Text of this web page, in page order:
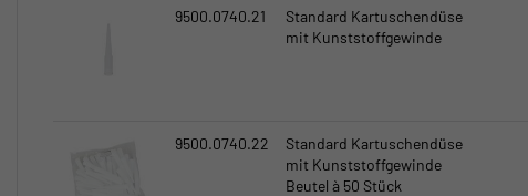
9500.0740.21
Standard Kartuschendüse
mit Kunststoffgewinde
9500.0740.22
Standard Kartuschendüse
mit Kunststoffgewinde
Beutel à 50 Stück